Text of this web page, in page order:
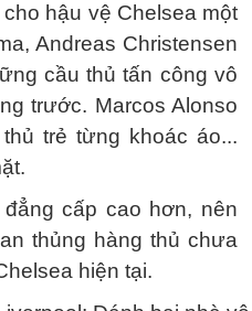
hậu vệ Chelsea một
Andreas Christensen
cầu thủ tấn công vô
trước. Marcos Alonso
trẻ từng khoác áo...
cấp cao hơn, nên
thủng hàng thủ chưa
hiện tại.